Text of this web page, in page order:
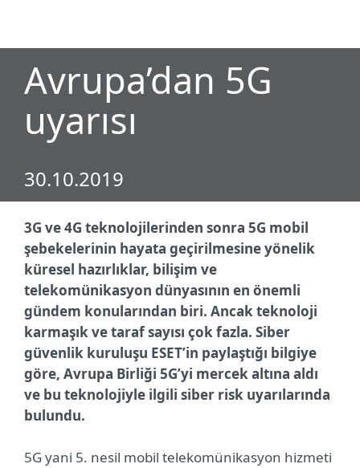
Avrupa’dan 5G
uyarısı
30.10.2019
3G ve 4G teknolojilerinden sonra 5G mobil
şebekelerinin hayata geçirilmesine yönelik
küresel hazırlıklar, bilişim ve
telekomünikasyon dünyasının en önemli
gündem konularından biri. Ancak teknoloji
karmaşık ve taraf sayısı çok fazla. Siber
güvenlik kuruluşu ESET’in paylaştığı bilgiye
göre, Avrupa Birliği 5G’yi mercek altına aldı
ve bu teknolojiyle ilgili siber risk uyarılarında
bulundu.
5G yani 5. nesil mobil telekomünikasyon hizmeti